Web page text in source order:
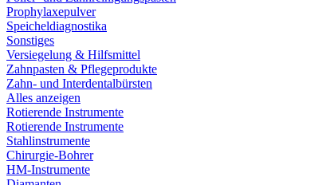
Prophylaxepulver
Speicheldiagnostika
Sonstiges
Versiegelung & Hilfsmittel
Zahnpasten & Pflegeprodukte
Zahn- und Interdentalbürsten
Alles anzeigen
Rotierende Instrumente
Rotierende Instrumente
Stahlinstrumente
Chirurgie-Bohrer
HM-Instrumente